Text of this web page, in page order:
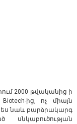
2000 թվականից ի
ից, ոչ միայն
նաև բարձրակարգ